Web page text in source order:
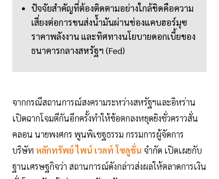
ปัจจัยสำคัญที่ต้องติดตามอย่างใกล้ชิดคือความ
เสี่ยงต่อการขนส่งน้ำมันผ่านช่องแคบฮอร์มุซ
ราคาพลังงาน และทิศทางนโยบายดอกเบี้ยของ
ธนาคารกลางสหรัฐฯ (Fed)
จากกรณีสถานการณ์สงครามระหว่างสหรัฐฯและอิหร่าน
เปิดฉากโจมตีกันอีกครั้งทำให้ข้อตกลงหยุดยิงชั่วคราวสั่น
คลอน นายพงศกร พูนพิเชฐธรรม กรรมการผู้จัดการ
บริษัท หลักทรัพย์ ไพน์ เวลท์ โซลูชั่น จำกัด เปิดเผยกับ
ฐานเศรษฐกิจว่า สถานการณ์ดังกล่าวส่งผลให้ตลาดการเงิน